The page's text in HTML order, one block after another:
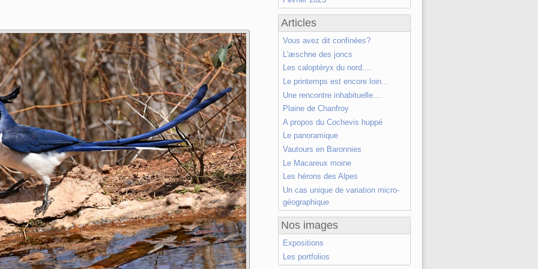
Articles
Vous avez dit confinées?
L'æschne des joncs
Les caloptéryx du nord....
Le printemps est encore loin...
Une rencontre inhabituelle....
Plaine de Chanfroy
A propos du Cochevis huppé
Le panoramique
Vautours en Baronnies
Le Macareux moine
Les hérons des Alpes
Un cas unique de variation micro-
géographique
Nos images
Expositions
Les portfolios